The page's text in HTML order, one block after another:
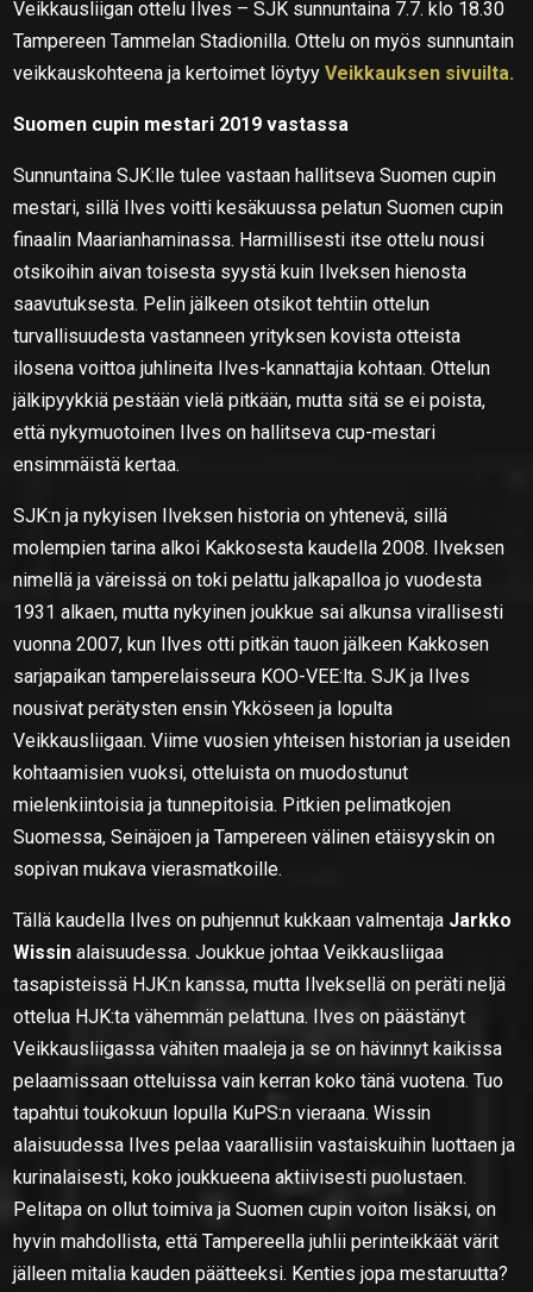
Veikkausliigan ottelu Ilves – SJK sunnuntaina 7.7. klo 18.30
Tampereen Tammelan Stadionilla. Ottelu on myös sunnuntain
veikkauskohteena ja kertoimet löytyyVeikkauksen sivuilta.
Suomen cupin mestari 2019 vastassa
Sunnuntaina SJK:lle tulee vastaan hallitseva Suomen cupin
mestari, sillä Ilves voitti kesäkuussa pelatun Suomen cupin
finaalin Maarianhaminassa. Harmillisesti itse ottelu nousi
otsikoihin aivan toisesta syystä kuin Ilveksen hienosta
saavutuksesta. Pelin jälkeen otsikot tehtiin ottelun
turvallisuudesta vastanneen yrityksen kovista otteista
ilosena voittoa juhlineita Ilves-kannattajia kohtaan. Ottelun
jälkipyykkiä pestään vielä pitkään, mutta sitä se ei poista,
että nykymuotoinen Ilves on hallitseva cup-mestari
ensimmäistä kertaa.
SJK:n ja nykyisen Ilveksen historia on yhtenevä, sillä
molempien tarina alkoi Kakkosesta kaudella 2008. Ilveksen
nimellä ja väreissä on toki pelattu jalkapalloa jo vuodesta
1931 alkaen, mutta nykyinen joukkue sai alkunsa virallisesti
vuonna 2007, kun Ilves otti pitkän tauon jälkeen Kakkosen
sarjapaikan tamperelaisseura KOO-VEE:lta. SJK ja Ilves
nousivat perätysten ensin Ykköseen ja lopulta
Veikkausliigaan. Viime vuosien yhteisen historian ja useiden
kohtaamisien vuoksi, otteluista on muodostunut
mielenkiintoisia ja tunnepitoisia. Pitkien pelimatkojen
Suomessa, Seinäjoen ja Tampereen välinen etäisyyskin on
sopivan mukava vierasmatkoille.
Tällä kaudella Ilves on puhjennut kukkaan valmentaja Jarkko
Wissin alaisuudessa. Joukkue johtaa Veikkausliigaa
tasapisteissä HJK:n kanssa, mutta Ilveksellä on peräti neljä
ottelua HJK:ta vähemmän pelattuna. Ilves on päästänyt
Veikkausliigassa vähiten maaleja ja se on hävinnyt kaikissa
pelaamissaan otteluissa vain kerran koko tänä vuotena. Tuo
tapahtui toukokuun lopulla KuPS:n vieraana. Wissin
alaisuudessa Ilves pelaa vaarallisiin vastaiskuihin luottaen ja
kurinalaisesti, koko joukkueena aktiivisesti puolustaen.
Pelitapa on ollut toimiva ja Suomen cupin voiton lisäksi, on
hyvin mahdollista, että Tampereella juhlii perinteikkäät värit
jälleen mitalia kauden päätteeksi. Kenties jopa mestaruutta?